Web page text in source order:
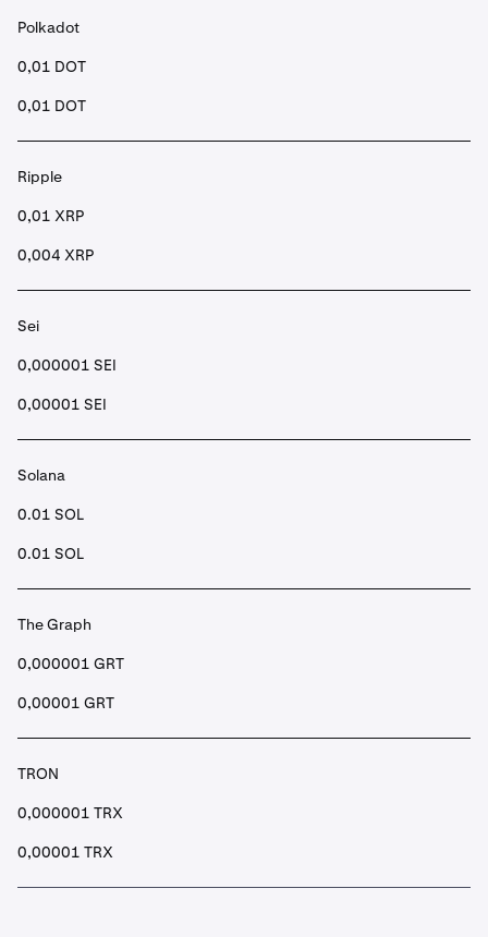
Polkadot
0,01 DOT
0,01 DOT
Ripple
0,01 XRP
0,004 XRP
Sei
0,000001 SEI
0,00001 SEI
Solana
0.01 SOL
0.01 SOL
The Graph
0,000001 GRT
0,00001 GRT
TRON
0,000001 TRX
0,00001 TRX